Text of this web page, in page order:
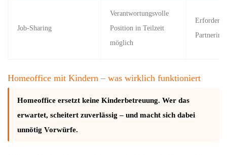
Job-Sharing
Verantwortungsvolle
Position in Teilzeit
möglich
Erfordert
Partnerin
Homeoffice mit Kindern – was wirklich funktioniert
Homeoffice ersetzt keine Kinderbetreuung. Wer das
erwartet, scheitert zuverlässig – und macht sich dabei
unnötig Vorwürfe.